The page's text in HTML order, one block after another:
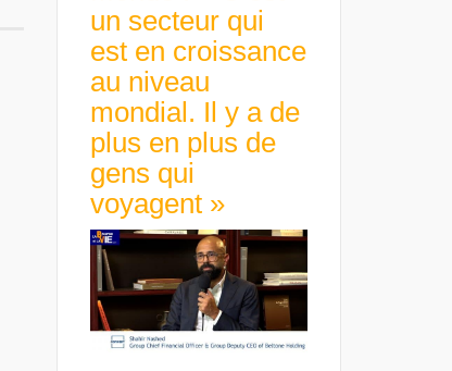
un secteur qui
est en croissance
au niveau
mondial. Il y a de
plus en plus de
gens qui
voyagent »